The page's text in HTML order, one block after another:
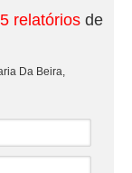
5 relatórios de
Da Beira,